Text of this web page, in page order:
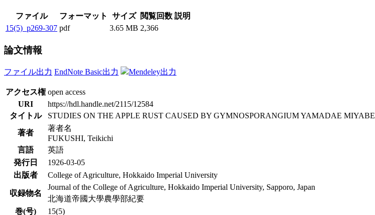
ファイル フォーマット サイズ 閲覧回数 説明
15(5)_p269-307 pdf 3.65 MB 2,366
論文情報
ファイル出力 EndNote Basic出力 Mendeley出力
アクセス権 open access
URI
https://hdl.handle.net/2115/12584
タイトル
STUDIES ON THE APPLE RUST CAUSED BY GYMNOSPORANGIUM YAMADAE MIYABE
著者
著者名
FUKUSHI, Teikichi
言語
英語
発行日
1926-03-05
出版者
College of Agriculture, Hokkaido Imperial University
収録物名
Journal of the College of Agriculture, Hokkaido Imperial University, Sapporo, Japan
北海道帝國大學農學部紀要
巻(号)
15(5)